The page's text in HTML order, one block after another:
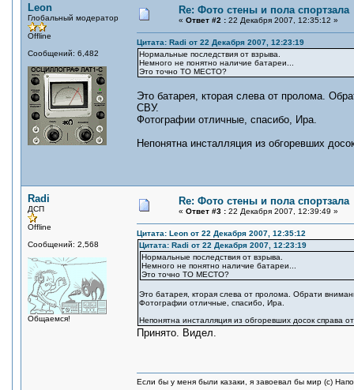
Leon
Глобальный модератор
Offline
Сообщений: 6,482
Re: Фото стены и пола спортзала
« Ответ #2 : 22 Декабря 2007, 12:35:12 »
Цитата: Radi от 22 Декабря 2007, 12:23:19
Нормальные последствия от взрыва.
Немного не понятно наличие батареи...
Это точно ТО МЕСТО?
Это батарея, кторая слева от пролома.
СВУ.
Фотографии отличные, спасибо, Ира.
Непонятна инсталляция из обгоревших
Radi
ДСП
Offline
Сообщений: 2,568
Общаемся!
Re: Фото стены и пола спортзала
« Ответ #3 : 22 Декабря 2007, 12:39:49 »
Цитата: Leon от 22 Декабря 2007, 12:35:12
Цитата: Radi от 22 Декабря 2007, 12:23:19
Нормальные последствия от взрыва.
Немного не понятно наличие батареи...
Это точно ТО МЕСТО?
Это батарея, кторая слева от пролома. Обрати
Фотографии отличные, спасибо, Ира.
Непонятна инсталляция из обгоревших досок справа
Принято. Видел.
Если бы у меня были казаки, я завоевал бы мир (с)